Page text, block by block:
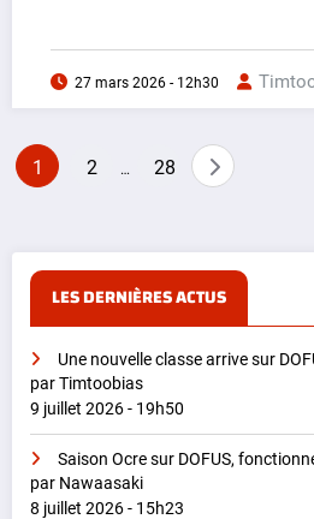
27 mars 2026 - 12h30
Pagination
1 2 … 28
LES DERNIÈRES ACTUS
Une nouvelle classe arrive sur
par Timtoobias
9 juillet 2026 - 19h50
Saison Ocre sur DOFUS,
par Nawaasaki
8 juillet 2026 - 15h23